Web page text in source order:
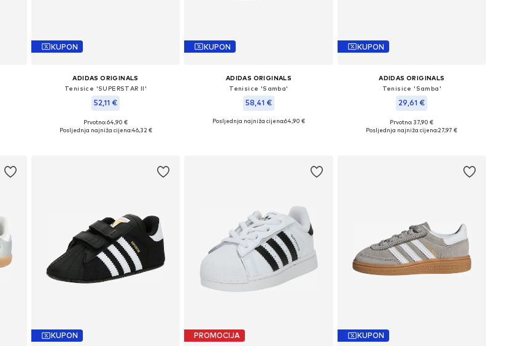
KUPON
ADIDAS ORIGINALS
Tenisice 'SUPERSTAR II'
52,11 €
Dostupno u više veličina
Prvotno: 64,90 €
Posljednja najniža cijena:46,32 €
KUPON
ADIDAS ORIGINALS
Tenisice 'Samba'
58,41 €
Dostupno u više veličina
Posljednja najniža cijena:64,90 €
KUPON
ADIDAS ORIGINALS
Tenisice 'Samba'
29,61 €
Dostupne veličine: 16, 17, 18, 19, 20, 21
Prvotno: 37,90 €
Posljednja najniža cijena:27,97 €
KUPON PROMOCIJA KUPON